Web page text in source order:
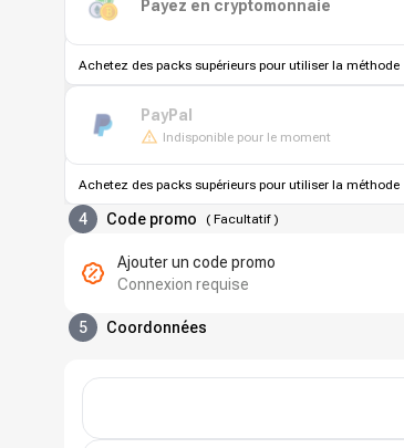
Payez en cryptomonnaie
Achetez des packs supérieurs pour utiliser la méthode
PayPal
Indisponible pour le moment
Achetez des packs supérieurs pour utiliser la méthode
4 Code promo ( Facultatif)
Ajouter un code promo
Connexion requise
5 Coordonnées